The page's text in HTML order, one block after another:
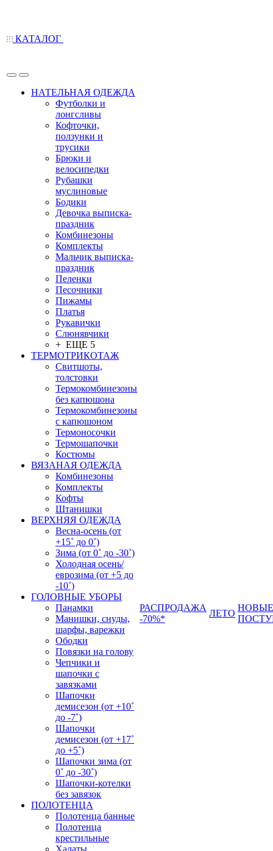
КАТАЛОГ
НАТЕЛЬНАЯ ОДЕЖДА
Футболки и
лонгсливы
Кофточки,
ползунки и
трусики
Брюки и
велосипедки
Рубашки
муслиновые
Бодики
Девочка выписка-
праздник
Комбинезоны
Комплекты
Мальчик выписка-
праздник
Пеленки
Песочники
Пижамы
Платья
Рукавички
Слюнявчики
+ ЕЩЕ 5
ТЕРМОТРИКОТАЖ
Свитшоты,
толстовки
Термокомбинезоны
без капюшона
Термокомбинезоны
с капюшоном
Термоносочки
Термошапочки
Костюмы
ВЯЗАНАЯ ОДЕЖДА
Комбинезоны
Комплекты
Кофты
Штанишки
ВЕРХНЯЯ ОДЕЖДА
Весна-осень (от
+15˚ до 0˚)
Зима (от 0˚ до -30˚)
Холодная осень/
еврозима (от +5 до
-10˚)
ГОЛОВНЫЕ УБОРЫ
Панамки
Манишки, снуды,
шарфы, варежки
Ободки
Повязки на голову
Чепчики и
шапочки с
завязками
Шапочки
демисезон (от +10˚
до -7˚)
Шапочки
демисезон (от +17˚
до +5˚)
Шапочки зима (от
0˚ до -30˚)
Шапочки-котелки
без завязок
ПОЛОТЕНЦА
Полотенца банные
Полотенца
крестильные
Халаты
РАСПРОДАЖА
-70%*
ЛЕТО
НОВЫЕ